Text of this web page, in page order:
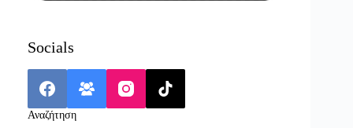
Socials
Αναζήτηση